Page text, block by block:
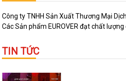
Công ty TNHH Sản Xuất Thương Mại
Các Sản phẩm EUROVER đạt chất
TIN TỨC
Ấm Áp Hơn
Bạn sẽ cảm thấy